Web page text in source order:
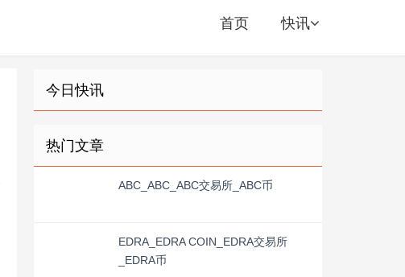
首页 快讯
今日快讯
热门文章
ABC_ABC_ABC交易所_ABC币
EDRA_EDRA COIN_EDRA交易所
_EDRA币